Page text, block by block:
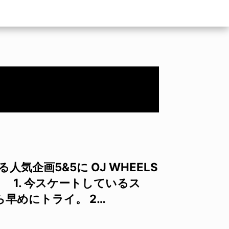
人気企画5&5に OJ WHEELS
1. 今スケートしているス
早めにトライ。 2…